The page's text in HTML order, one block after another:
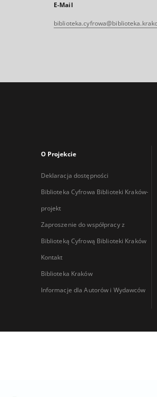
E-Mail
O Projekcie
Deklaracja dostępności
Biblioteka Cyfrowa Biblioteki Kraków-
projekt
Zaproszenie do współpracy z
Biblioteką Cyfrową Biblioteki Kraków
Kontakt
Biblioteka Kraków
Informacje dla Autorów i Wydawców